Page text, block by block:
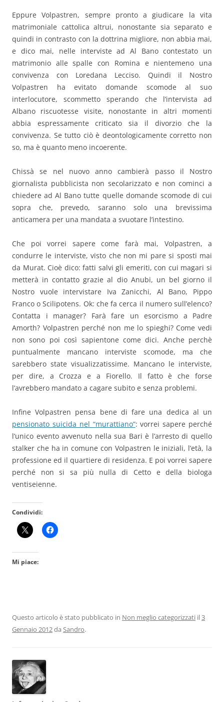
Eppure Volpastren, sempre pronto a giudicare la vita
matrimoniale cattolica altrui, nonostante sia separato e
quindi in contrasto con la dottrina migliore, non abbia mai,
e dico mai, nelle interviste ad Al Bano contestato un
matrimonio alle spalle con Romina e nientemeno una
convivenza con Loredana Lecciso. Quindi il Nostro
Volpastren ha evitato domande scomode al suo
interlocutore, scommetto sperando che l’intervista ad
Albano riscuotesse visite, nonostante in altri momenti
abbia espressamente criticato sia il divorzio che la
convivenza. Se tutto ciò è deontologicamente corretto non
so, ma è quanto meno incoerente.
Chissà se nel nuovo anno cambierà passo il Nostro
giornalista pubblicista non secolarizzato e non cominci a
chiedere ad Al Bano tutte quelle domande scomode di cui
sopra che, prevedo, saranno solo una brevissima
anticamera per una mandata a svuotare l’intestino.
Che poi vorrei sapere come farà mai, Volpastren, a
condurre le interviste, visto che non mi pare si sposti mai
da Murat. Cioè dico: fatti salvi gli emeriti, con cui magari si
metterà in contatto grazie al dio Anubi, un bel giorno il
Nostro vuole intervistare Iva Zanicchi, Al Bano, Pippo
Franco o Scilipotens. Ok: che fa cerca il numero sull’elenco?
Contatta i manager? Farà fare un esorcismo a Padre
Amorth? Volpastren perché non me lo spieghi? Come vedi
non sono poi così sapientone come dici. Anche perchè
puntualmente mancano interviste scomode, ma che
sarebbero state visualizzatissime. Mancano le interviste,
per dire, a Crozza e a Fiorello. Il fatto è che forse
l’avrebbero mandato a cagare subito e senza problemi.
Infine Volpastren pensa bene di fare una dedica al un
pensionato suicida nel “murattiano”: vorrei sapere perché
l’unico evento avvenuto nella sua Bari è l’arresto di quello
stalker che ha in comune con Volpastren le iniziali, l’età, la
professione ed il quartiere di residenza. E poi vorrei sapere
perché non si sa più nulla di Cetto e della biologa
ventiseienne.
Condividi:
Mi piace:
Questo articolo è stato pubblicato in Non meglio categorizzati il3
Gennaio 2012da Sandro.